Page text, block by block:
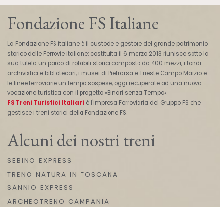
Fondazione FS Italiane
La Fondazione FS italiane è il custode e gestore del grande patrimonio
storico delle Ferrovie italiane: costituita il 6 marzo 2013 riunisce sotto la
sua tutela un parco di rotabili storici composto da 400 mezzi, i fondi
archivistici e bibliotecari, i musei di Pietrarsa e Trieste Campo Marzio e
le linee ferroviarie un tempo sospese, oggi recuperate ad una nuova
vocazione turistica con il progetto «Binari senza Tempo».
FS Treni Turistici Italiani è l'impresa Ferroviaria del Gruppo FS che
gestisce i treni storici della Fondazione FS.
Alcuni dei nostri treni
SEBINO EXPRESS
TRENO NATURA IN TOSCANA
SANNIO EXPRESS
ARCHEOTRENO CAMPANIA